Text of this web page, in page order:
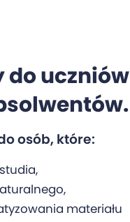
do uczniów
osób, które:
materiału